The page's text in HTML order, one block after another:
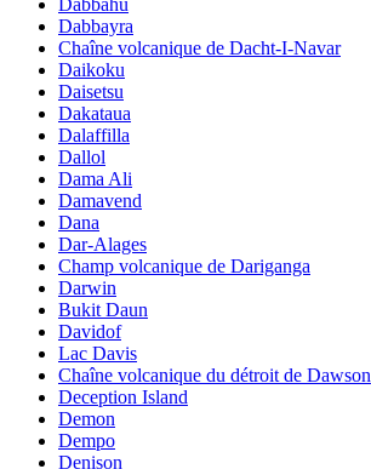
Dabbayra
Chaîne volcanique de Dacht-I-Navar
Daikoku
Daisetsu
Dakataua
Dalaffilla
Dallol
Dama Ali
Damavend
Dana
Dar-Alages
Champ volcanique de Dariganga
Darwin
Bukit Daun
Davidof
Lac Davis
Chaîne volcanique du détroit de Dawson
Deception Island
Demon
Dempo
Denison